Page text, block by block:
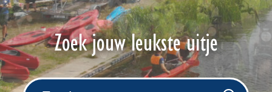
Zoek jouw leukste uitje